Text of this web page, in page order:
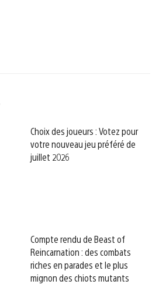
Choix des joueurs : Votez pour
votre nouveau jeu préféré de
juillet 2026
Compte rendu de Beast of
Reincarnation : des combats
riches en parades et le plus
mignon des chiots mutants